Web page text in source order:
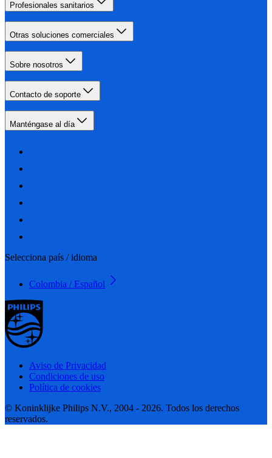
Profesionales sanitarios
Otras soluciones comerciales
Sobre nosotros
Contacto de soporte
Manténgase al día
Selecciona país / idioma
Colombia / Español
Aviso de Privacidad
Condiciones de uso
Política de cookies
© Koninklijke Philips N.V., 2004 - 2026. Todos los derechos
reservados.